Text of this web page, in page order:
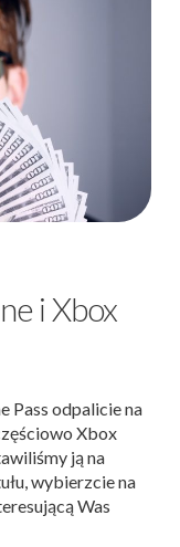
i Xbox
Pass odpalicie na
Xbox
ją na
wybierzcie na
Was